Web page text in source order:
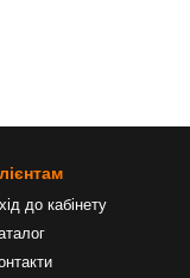
до кабінету